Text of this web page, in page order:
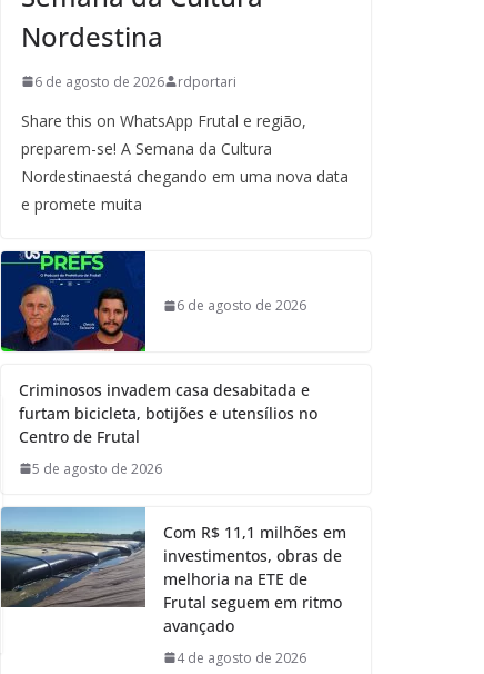
Nordestina
6 de agosto de 2026 rdportari
Share this on WhatsApp Frutal e região,
preparem-se! A Semana da Cultura
Nordestinaestá chegando em uma nova data
e promete muita
6 de agosto de 2026
Criminosos invadem casa desabitada e
furtam bicicleta, botijões e utensílios no
Centro de Frutal
5 de agosto de 2026
Com R$ 11,1 milhões em
investimentos, obras de
melhoria na ETE de
Frutal seguem em ritmo
avançado
4 de agosto de 2026